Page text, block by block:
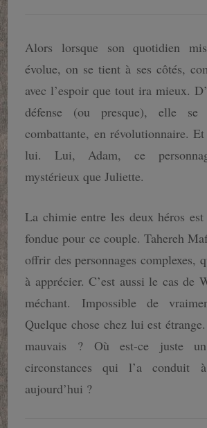
Alors lorsque son quotidien
évolue, on se tient à ses côtés,
avec l’espoir que tout ira mieux.
défense (ou presque), elle se
combattante, en révolutionnaire.
lui. Lui, Adam, ce
mystérieux que Juliette.
La chimie entre les deux héros
fondue pour ce couple. Tahereh
offrir des personnages complexes,
à apprécier. C’est aussi le cas de
méchant. Impossible de
Quelque chose chez lui est
mauvais ? Où est-ce juste
circonstances qui l’a conduit
aujourd’hui ?